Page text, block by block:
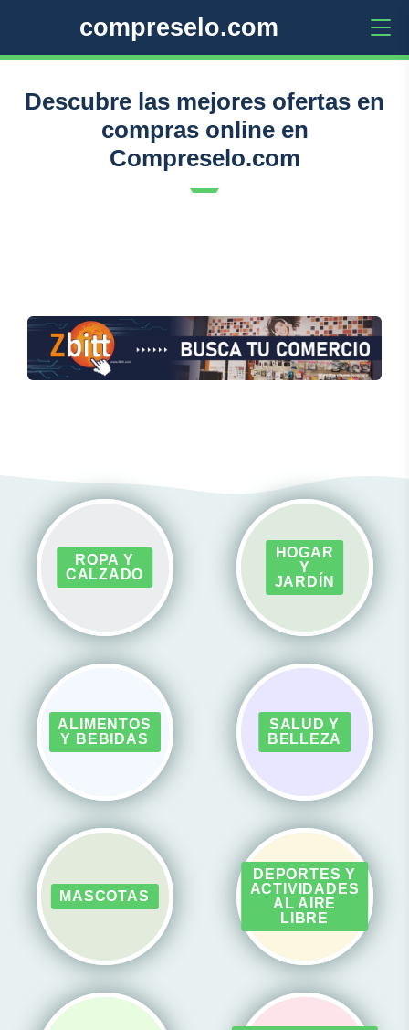
compreselo.com
Descubre las mejores ofertas en
compras online en
Compreselo.com
ROPA Y
CALZADO
HOGAR
Y
JARDÍN
ALIMENTOS
Y BEBIDAS
SALUD Y
BELLEZA
MASCOTAS
DEPORTES Y
ACTIVIDADES
AL AIRE
LIBRE